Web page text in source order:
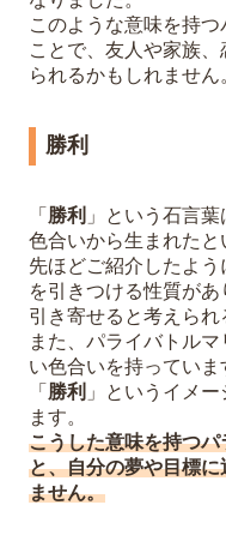
このような意味を持
ことで、友人や家族
られるかもしれません
勝利
「 勝利 」という石言
色合いから生まれたと
先ほどご紹介したよ
を引きつける性質が
引き寄せると考えられ
また、パライバトル
い色合いを持っていま
「 勝利 」というイメ
ます。
こうした意味を持つ
と、自分の夢や目標
ません。